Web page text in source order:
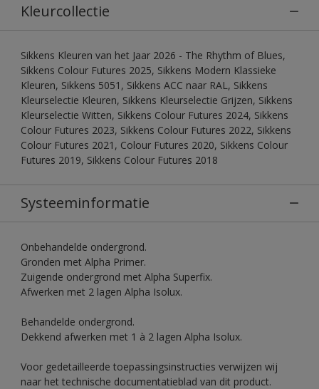
Kleurcollectie
Sikkens Kleuren van het Jaar 2026 - The Rhythm of Blues,
Sikkens Colour Futures 2025, Sikkens Modern Klassieke
Kleuren, Sikkens 5051, Sikkens ACC naar RAL, Sikkens
Kleurselectie Kleuren, Sikkens Kleurselectie Grijzen, Sikkens
Kleurselectie Witten, Sikkens Colour Futures 2024, Sikkens
Colour Futures 2023, Sikkens Colour Futures 2022, Sikkens
Colour Futures 2021, Colour Futures 2020, Sikkens Colour
Futures 2019, Sikkens Colour Futures 2018
Systeeminformatie
Onbehandelde ondergrond.
Gronden met Alpha Primer.
Zuigende ondergrond met Alpha Superfix.
Afwerken met 2 lagen Alpha Isolux.
Behandelde ondergrond.
Dekkend afwerken met 1 à 2 lagen Alpha Isolux.
Voor gedetailleerde toepassingsinstructies verwijzen wij
naar het technische documentatieblad van dit product.